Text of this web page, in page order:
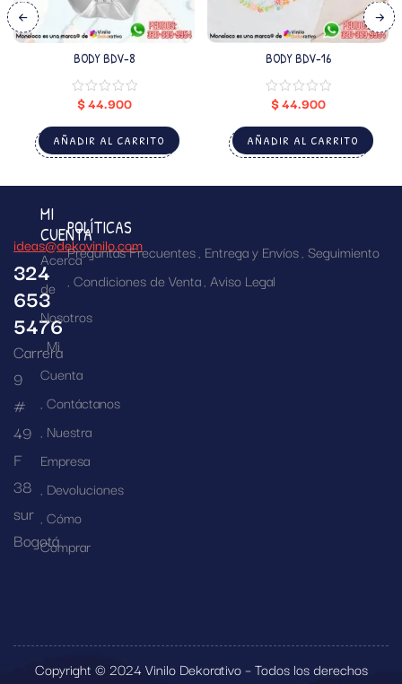
BODY BDV-8
$44.900
AÑADIR AL CARRITO
BODY BDV-16
$44.900
AÑADIR AL CARRITO
ideas@dekovinilo.com
324
653
5476
Carrera
9
#
49
F
38
sur
Bogotá
MI
CUENTA
Acerca
de
Nosotros
Mi
Cuenta
Contáctanos
Nuestra
Empresa
Devoluciones
Cómo
Comprar
POLÍTICAS
Preguntas Frecuentes Entrega y Envíos Seguimiento
Condiciones de Venta Aviso Legal
Copyright © 2024 Vinilo Dekorativo – Todos los derechos